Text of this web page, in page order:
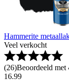
Hammerite
Veel verkocht
(26)Beoordeeld met
16.99